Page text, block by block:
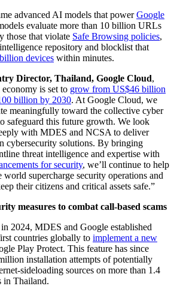
advanced AI models that powerGoogle
evaluate more than 10 billion URLs
those that violate Safe Browsing policies,
repository and blocklist that
devices within minutes.
Director, Thailand, Google Cloud,
is set to grow from US$46 billion
billion by 2030. At Google Cloud, we
meaningfully toward the collective cyber
safeguard this future growth. We look
with MDES and NCSA to deliver
cybersecurity solutions. By bringing
threat intelligence and expertise with
for security, we’ll continue to help
world supercharge security operations and
their citizens and critical assets safe.”
measures to combat call-based scams
2024, MDES and Google established
countries globally to implement a new
Play Protect. This feature has since
installation attempts of potentially
sideloading sources on more than 1.4
in Thailand.